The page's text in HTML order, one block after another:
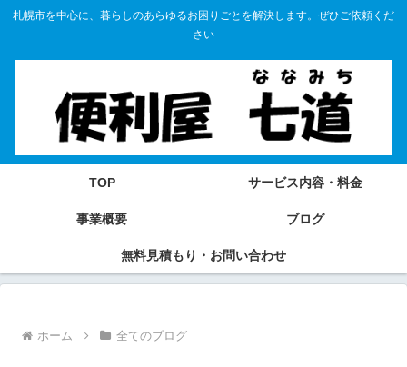
札幌市を中心に、暮らしのあらゆるお困りごとを解決します。ぜひご依頼くだ
さい
TOP サービス内容・料金
事業概要 ブログ
無料見積もり・お問い合わせ
ホーム 全てのブログ